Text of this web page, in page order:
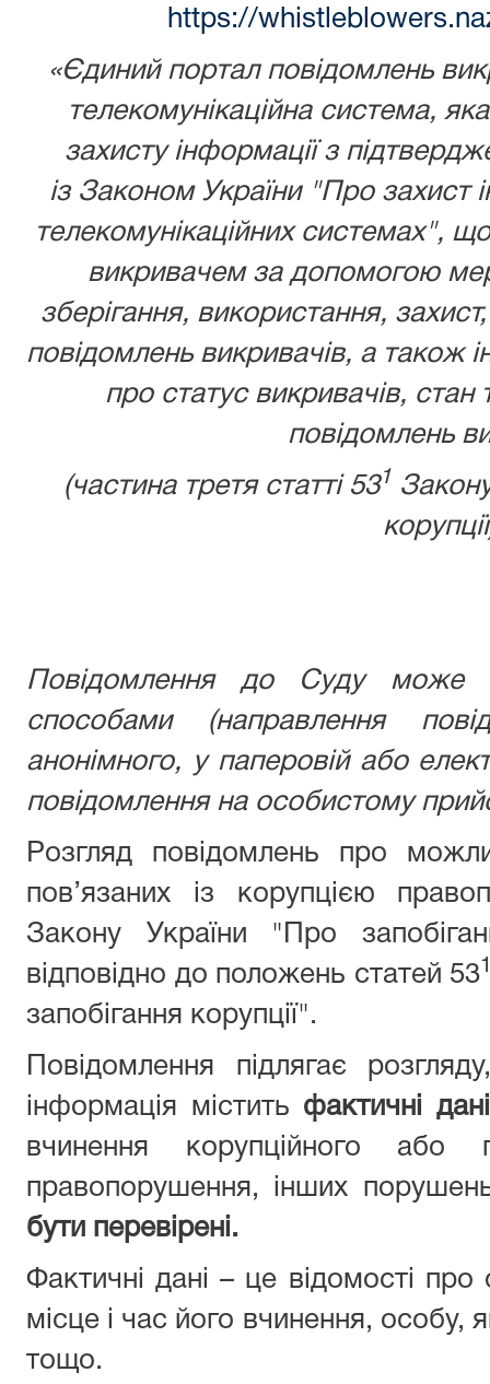
https://
«Єдиний портал повідомлень
телекомунікаційна система,
захисту інформації з
із Законом України"Про захист
телекомунікаційних системах",
викривачем за допомогою
зберігання, використання,
повідомлень викривачів, а також
про статус викривачів, стан
повідомлень
(частина третя статті 531
Повідомлення до Суду може
способами (направлення
анонімного, у паперовій або
повідомлення на особистому
Розгляд повідомлень про
пов’язаних із корупцією
Закону України "Про
відповідно до положень статей 53
запобігання корупції".
Повідомлення підлягає
інформація містить фактичні
вчинення корупційного або
правопорушення, інших
бути перевірені.
Фактичні дані – це відомості
місце і час його вчинення,
тощо.